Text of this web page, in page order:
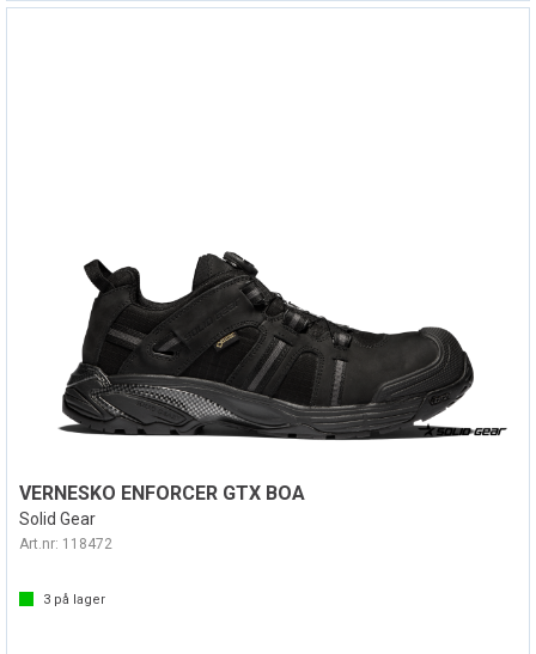
VERNESKO ENFORCER GTX BOA
Solid Gear
Art.nr: 118472
3 på lager